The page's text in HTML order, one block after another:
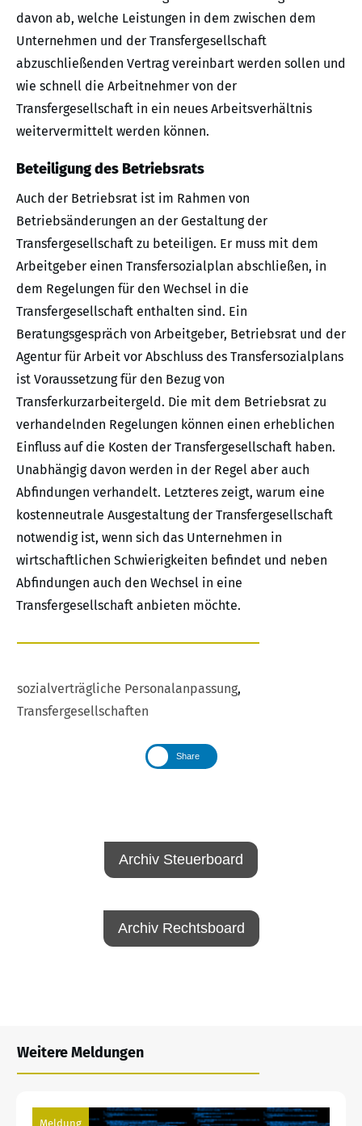
davon ab, welche Leistungen in dem zwischen dem
Unternehmen und der Transfergesellschaft
abzuschließenden Vertrag vereinbart werden sollen und
wie schnell die Arbeitnehmer von der
Transfergesellschaft in ein neues Arbeitsverhältnis
weitervermittelt werden können.
Beteiligung des Betriebsrats
Auch der Betriebsrat ist im Rahmen von
Betriebsänderungen an der Gestaltung der
Transfergesellschaft zu beteiligen. Er muss mit dem
Arbeitgeber einen Transfersozialplan abschließen, in
dem Regelungen für den Wechsel in die
Transfergesellschaft enthalten sind. Ein
Beratungsgespräch von Arbeitgeber, Betriebsrat und der
Agentur für Arbeit vor Abschluss des Transfersozialplans
ist Voraussetzung für den Bezug von
Transferkurzarbeitergeld. Die mit dem Betriebsrat zu
verhandelnden Regelungen können einen erheblichen
Einfluss auf die Kosten der Transfergesellschaft haben.
Unabhängig davon werden in der Regel aber auch
Abfindungen verhandelt. Letzteres zeigt, warum eine
kostenneutrale Ausgestaltung der Transfergesellschaft
notwendig ist, wenn sich das Unternehmen in
wirtschaftlichen Schwierigkeiten befindet und neben
Abfindungen auch den Wechsel in eine
Transfergesellschaft anbieten möchte.
sozialverträgliche Personalanpassung,
Transfergesellschaften
Share
Archiv Steuerboard
Archiv Rechtsboard
Weitere Meldungen
Meldung